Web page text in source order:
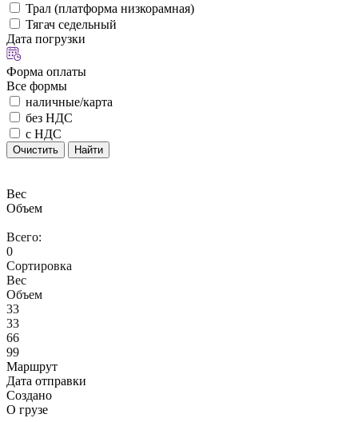
Трал (платформа низкорамная)
Тягач седельный
Дата погрузки
Форма оплаты
Все формы
наличные/карта
без НДС
с НДС
Очистить Найти
Вес
Объем
Всего:
0
Сортировка
Вес
Объем
33
33
66
99
Маршрут
Дата отправки
Создано
О грузе